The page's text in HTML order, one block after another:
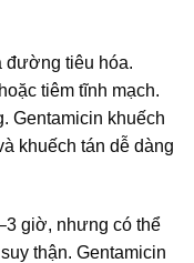
đường tiêu hóa.
tiêm tĩnh mạch.
Gentamicin khuếch
khuếch tán dễ dàng
giờ, nhưng có thể
thận. Gentamicin